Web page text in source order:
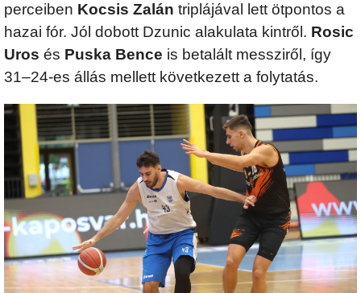
perceiben Kocsis Zalán triplájával lett ötpontos a
hazai fór. Jól dobott Dzunic alakulata kintről. Rosic
Uros és Puska Bence is betalált messziről, így
31–24-es állás mellett következett a folytatás.